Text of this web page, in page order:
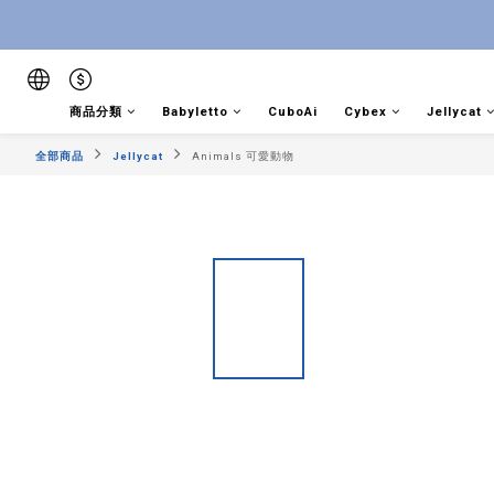
商品分類 Babyletto CuboAi Cybex Jellycat
全部商品 Jellycat Animals 可愛動物